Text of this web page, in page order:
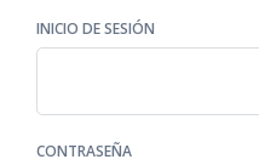
INICIO DE SESIÓN
CONTRASEÑA